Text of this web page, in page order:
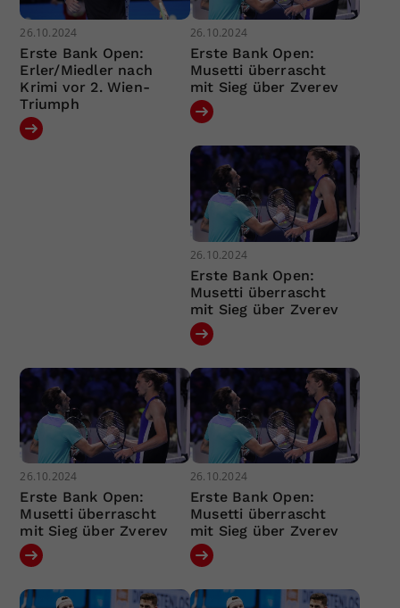
26.10.2024
Erste Bank Open:
Erler/Miedler nach
Krimi vor 2. Wien-
Triumph
26.10.2024
Erste Bank Open:
Musetti überrascht
mit Sieg über Zverev
26.10.2024
Erste Bank Open:
Musetti überrascht
mit Sieg über Zverev
26.10.2024
Erste Bank Open:
Musetti überrascht
mit Sieg über Zverev
26.10.2024
Erste Bank Open:
Musetti überrascht
mit Sieg über Zverev